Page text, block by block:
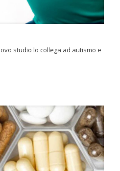
studio lo collega ad autismo e